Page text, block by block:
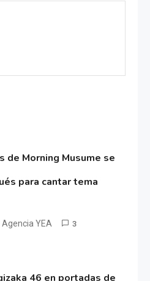
Morning Musume se
para cantar tema
Agencia YEA 3
46 en portadas de